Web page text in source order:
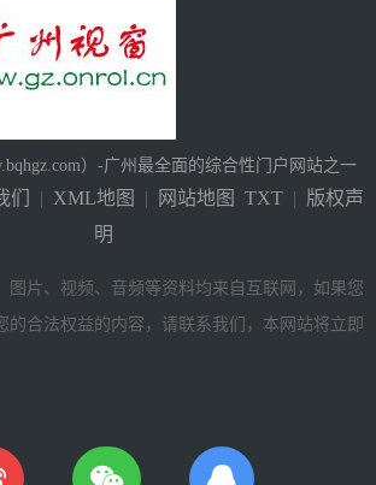
）-广州最全面的综合性门户网站之一
们 | XML地图 | 网站地图 TXT | 版权声
明
图片、视频、音频等资料均来自互联网，如果您
的合法权益的内容，请联系我们，本网站将立即